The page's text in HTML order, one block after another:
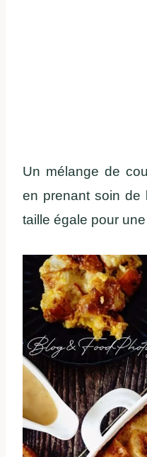
Un mélange de
en prenant soin de
taille égale pour